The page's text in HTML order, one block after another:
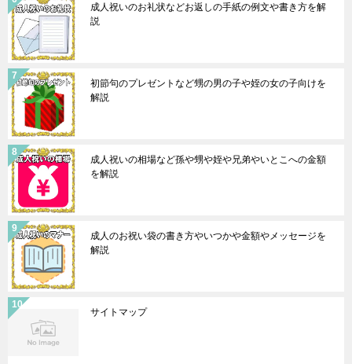
成人祝いのお礼状などお返しの手紙の例文や書き方を解
説
初節句のプレゼントなど甥の男の子や姪の女の子向けを
解説
成人祝いの相場など孫や甥や姪や兄弟やいとこへの金額
を解説
成人のお祝い袋の書き方やいつかや金額やメッセージを
解説
サイトマップ